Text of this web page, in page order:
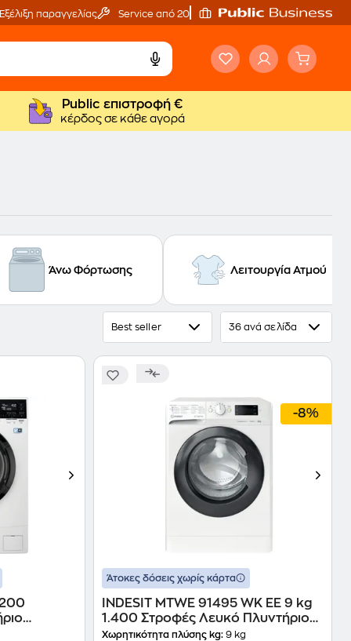
Εξέλιξη παραγγελίας Service από 20'
Public επιστροφή €
κέρδος σε κάθε αγορά
Άνω Φόρτωσης Λειτουργία Ατμού
Best seller 36 ανά σελίδα
-8%
Άτοκες δόσεις χωρίς κάρτα
INDESIT MTWE 91495 WK EE 9 kg
1.400 Στροφές Λευκό Πλυντήριο
Ρούχων
Χωρητικότητα πλύσης kg:9 kg